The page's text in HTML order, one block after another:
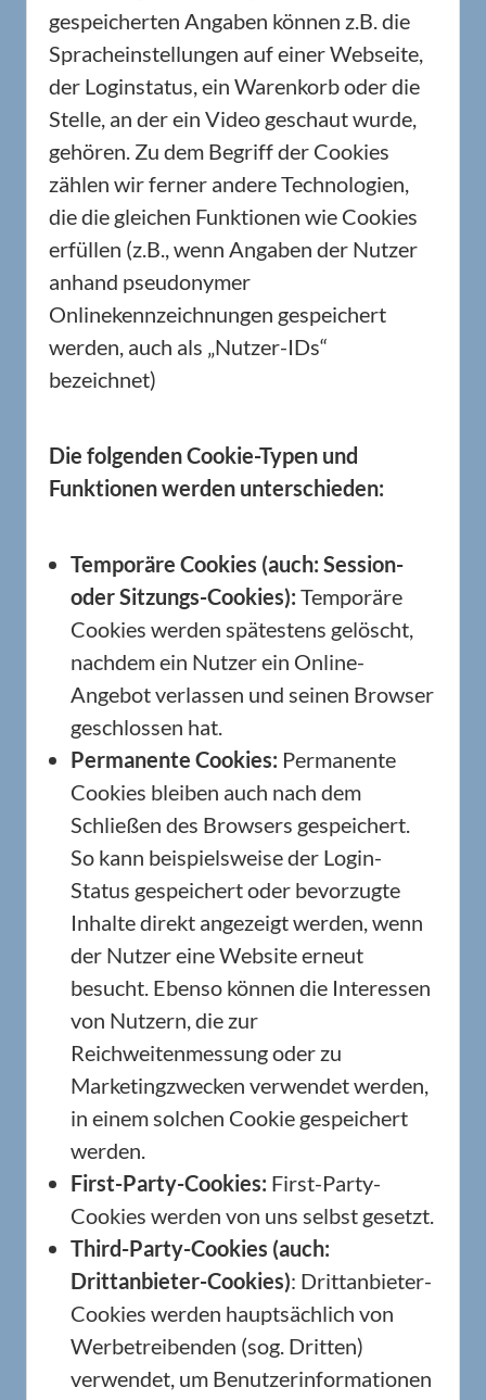
gespeicherten Angaben können z.B. die
Spracheinstellungen auf einer Webseite,
der Loginstatus, ein Warenkorb oder die
Stelle, an der ein Video geschaut wurde,
gehören. Zu dem Begriff der Cookies
zählen wir ferner andere Technologien,
die die gleichen Funktionen wie Cookies
erfüllen (z.B., wenn Angaben der Nutzer
anhand pseudonymer
Onlinekennzeichnungen gespeichert
werden, auch als „Nutzer-IDs“
bezeichnet)
Die folgenden Cookie-Typen und
Funktionen werden unterschieden:
Temporäre Cookies (auch: Session-
oder Sitzungs-Cookies): Temporäre
Cookies werden spätestens gelöscht,
nachdem ein Nutzer ein Online-
Angebot verlassen und seinen Browser
geschlossen hat.
Permanente Cookies: Permanente
Cookies bleiben auch nach dem
Schließen des Browsers gespeichert.
So kann beispielsweise der Login-
Status gespeichert oder bevorzugte
Inhalte direkt angezeigt werden, wenn
der Nutzer eine Website erneut
besucht. Ebenso können die Interessen
von Nutzern, die zur
Reichweitenmessung oder zu
Marketingzwecken verwendet werden,
in einem solchen Cookie gespeichert
werden.
First-Party-Cookies: First-Party-
Cookies werden von uns selbst gesetzt.
Third-Party-Cookies (auch:
Drittanbieter-Cookies): Drittanbieter-
Cookies werden hauptsächlich von
Werbetreibenden (sog. Dritten)
verwendet, um Benutzerinformationen